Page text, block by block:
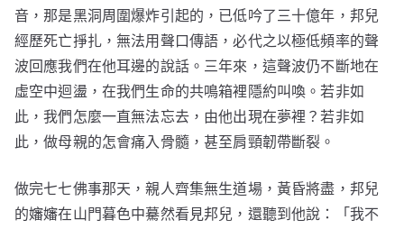
音，那是黑洞周圍爆炸引起的，已低吟了三十億年，邦兒
經歷死亡掙扎，無法用聲口傳語，必代之以極低頻率的聲
波回應我們在他耳邊的說話。三年來，這聲波仍不斷地在
虛空中迴盪，在我們生命的共鳴箱裡隱約叫喚。若非如
此，我們怎麼一直無法忘去，由他出現在夢裡？若非如
此，做母親的怎會痛入骨髓，甚至肩頸韌帶斷裂。
做完七七佛事那天，親人齊集無生道場，黃昏將盡，邦兒
的嬸嬸在山門暮色中驀然看見邦兒，還聽到他說：「我不